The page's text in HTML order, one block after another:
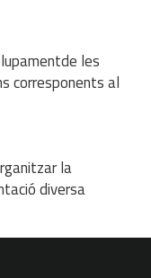
les
corresponents al
la
diversa